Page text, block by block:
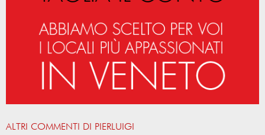
ALTRI COMMENTI DI PIERLUIGI